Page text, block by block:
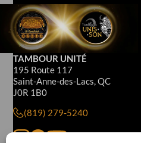
TAMBOUR UNITÉ
195 Route 117
Saint-Anne-des-Lacs, QC
J0R 1B0
(819) 279-5240